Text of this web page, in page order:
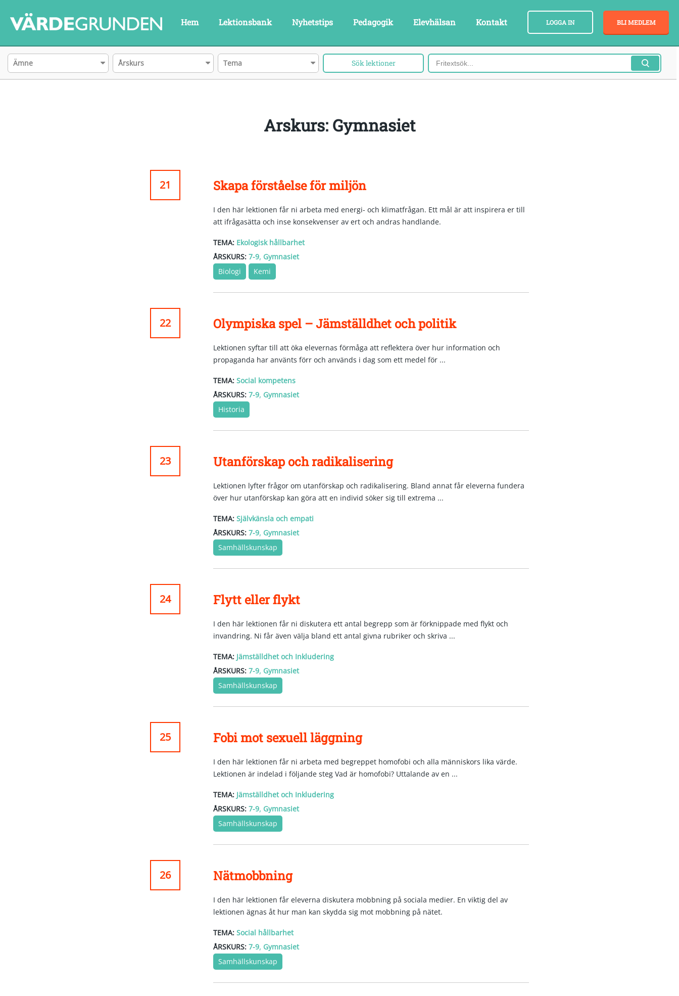
BLI MEDLEM
LOGGA IN
Hem Lektionsbank Nyhetstips Pedagogik Elevhälsan Kontakt
Ämne Årskurs Tema
arskurs: Gymnasiet
21 Skapa förståelse för miljön
I den här lektionen får ni arbeta med energi- och klimatfrågan. Ett mål är att inspirera er till
att ifrågasätta och inse konsekvenser av ert och andras handlande.
TEMA: Ekologisk hållbarhet
ÅRSKURS: 7-9, Gymnasiet
Biologi
Kemi
22 Olympiska spel – Jämställdhet och politik
Lektionen syftar till att öka elevernas förmåga att reflektera över hur information och
propaganda har använts förr och används i dag som ett medel för ...
TEMA: Social kompetens
ÅRSKURS: 7-9, Gymnasiet
Historia
23 Utanförskap och radikalisering
Lektionen lyfter frågor om utanförskap och radikalisering. Bland annat får eleverna fundera
över hur utanförskap kan göra att en individ söker sig till extrema ...
TEMA: Självkänsla och empati
ÅRSKURS: 7-9, Gymnasiet
Samhällskunskap
24 Flytt eller flykt
I den här lektionen får ni diskutera ett antal begrepp som är förknippade med flykt och
invandring. Ni får även välja bland ett antal givna rubriker och skriva ...
TEMA: Jämställdhet och Inkludering
ÅRSKURS: 7-9, Gymnasiet
Samhällskunskap
25 Fobi mot sexuell läggning
I den här lektionen får ni arbeta med begreppet homofobi och alla människors lika värde.
Lektionen är indelad i följande steg Vad är homofobi? Uttalande av en ...
TEMA: Jämställdhet och Inkludering
ÅRSKURS: 7-9, Gymnasiet
Samhällskunskap
26 Nätmobbning
I den här lektionen får eleverna diskutera mobbning på sociala medier. En viktig del av
lektionen ägnas åt hur man kan skydda sig mot mobbning på nätet.
TEMA: Social hållbarhet
ÅRSKURS: 7-9, Gymnasiet
Samhällskunskap